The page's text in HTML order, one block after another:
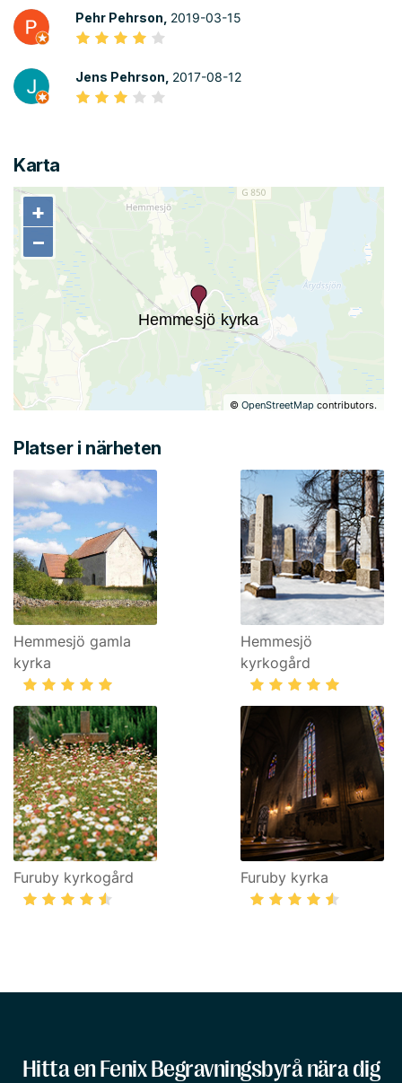
Pehr Pehrson, 2019-03-15
Jens Pehrson, 2017-08-12
Karta
+
−
©OpenStreetMap contributors.
+
−
Platser i närheten
Hemmesjö gamla
kyrka
Hemmesjö
kyrkogård
Furuby kyrkogård Furuby kyrka
Hitta en Fenix Begravningsbyrå nära dig